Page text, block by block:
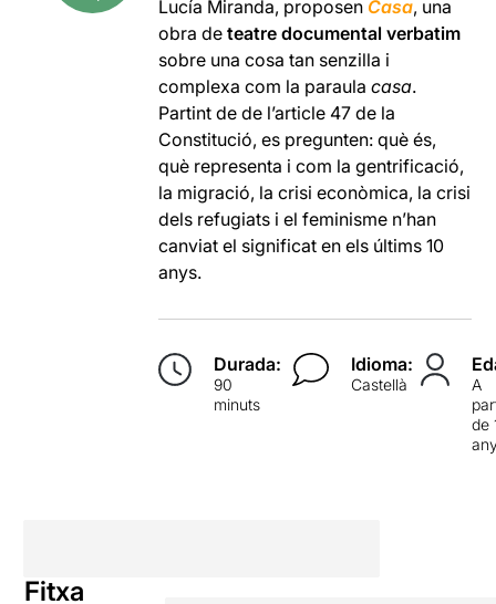
Lucía Miranda, proposen Casa, una
obra deteatre documental verbatim
sobre una cosa tan senzilla i
complexa com la paraulacasa.
Partint de de l’article 47 de la
Constitució, es pregunten: què és,
què representa i com la gentrificació,
la migració, la crisi econòmica, la crisi
dels refugiats i el feminisme n’han
canviat el significat en els últims 10
anys.
Durada:
90
minuts
Idioma:
Castellà
A
de
Fitxa